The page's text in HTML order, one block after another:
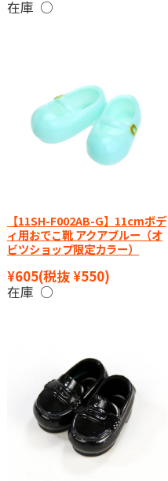
在庫 ○
【11SH-F002AB-G】11cmボデ
ィ用おでこ靴 アクアブルー（オ
ビツショップ限定カラー）
¥605(税抜 ¥550)
在庫 ○